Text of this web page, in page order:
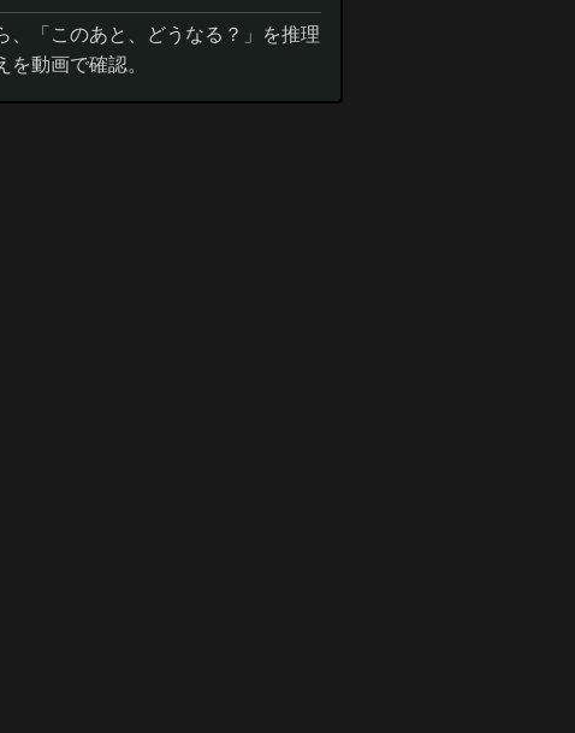
、「このあと、どうなる？」を推理
動画で確認。